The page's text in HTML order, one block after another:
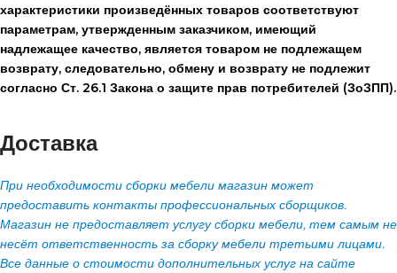
характеристики произведённых товаров соответствуют
параметрам, утвержденным заказчиком, имеющий
надлежащее качество, является товаром не подлежащем
возврату, следовательно, обмену и возврату не подлежит
согласно Ст. 26.1 Закона о защите прав потребителей (ЗоЗПП).
Доставка
При необходимости сборки мебели магазин может
предоставить контакты профессиональных сборщиков.
Магазин не предоставляет услугу сборки мебели, тем самым не
несёт ответственность за сборку мебели третьими лицами.
Все данные о стоимости дополнительных услуг на сайте